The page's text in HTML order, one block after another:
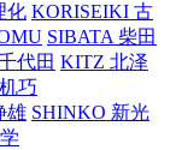
化 KORISEIKI 古
SIBATA 柴田
代田 KITZ 北泽
巧
雄 SHINKO 新光